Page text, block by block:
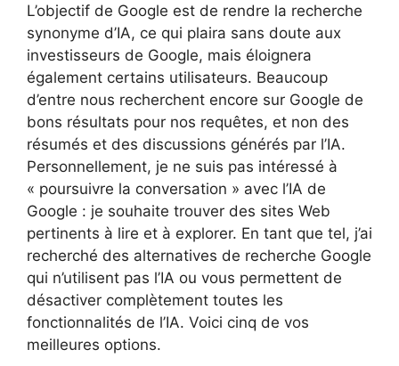
L’objectif de Google est de rendre la recherche
synonyme d’IA, ce qui plaira sans doute aux
investisseurs de Google, mais éloignera
également certains utilisateurs. Beaucoup
d’entre nous recherchent encore sur Google de
bons résultats pour nos requêtes, et non des
résumés et des discussions générés par l’IA.
Personnellement, je ne suis pas intéressé à
« poursuivre la conversation » avec l’IA de
Google : je souhaite trouver des sites Web
pertinents à lire et à explorer. En tant que tel, j’ai
recherché des alternatives de recherche Google
qui n’utilisent pas l’IA ou vous permettent de
désactiver complètement toutes les
fonctionnalités de l’IA. Voici cinq de vos
meilleures options.